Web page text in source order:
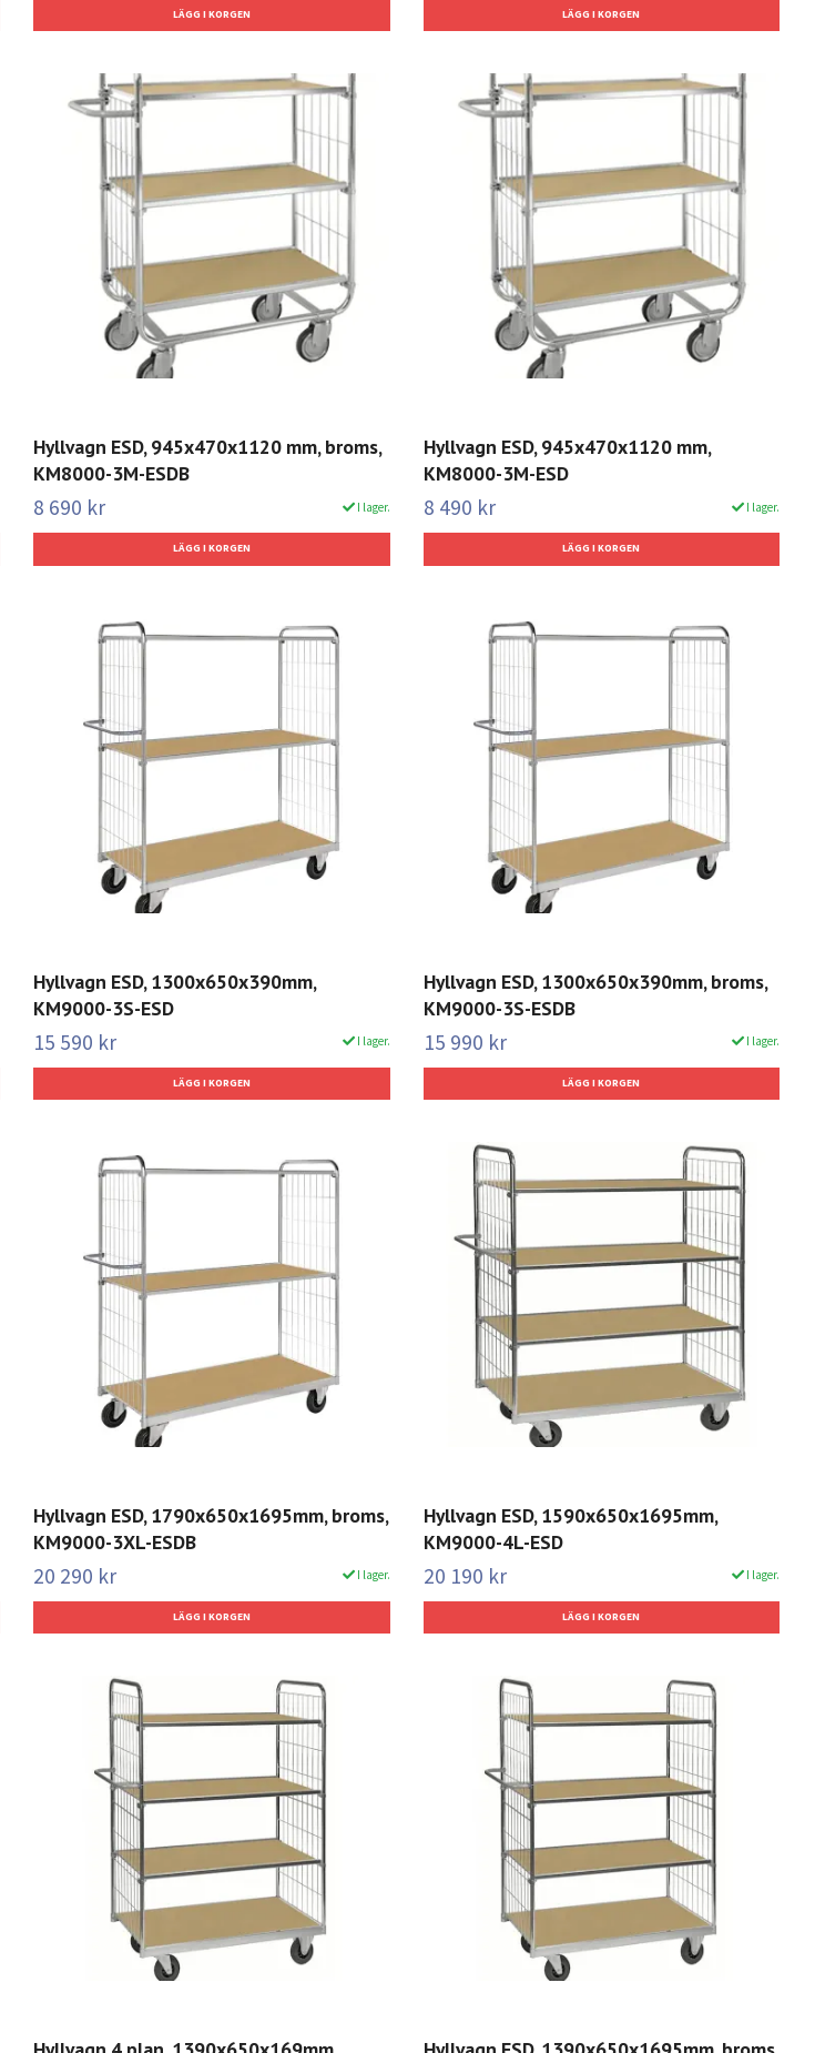
Hyllvagn ESD, 945x470x1120 mm, broms,
KM8000-3M-ESDB
8 690 kr I lager.
Hyllvagn ESD, 945x470x1120 mm,
KM8000-3M-ESD
8 490 kr I lager.
Hyllvagn ESD, 1300x650x390mm,
KM9000-3S-ESD
15 590 kr I lager.
Hyllvagn ESD, 1300x650x390mm, broms,
KM9000-3S-ESDB
15 990 kr I lager.
Hyllvagn ESD, 1790x650x1695mm, broms,
KM9000-3XL-ESDB
20 290 kr I lager.
Hyllvagn ESD, 1590x650x1695mm,
KM9000-4L-ESD
20 190 kr I lager.